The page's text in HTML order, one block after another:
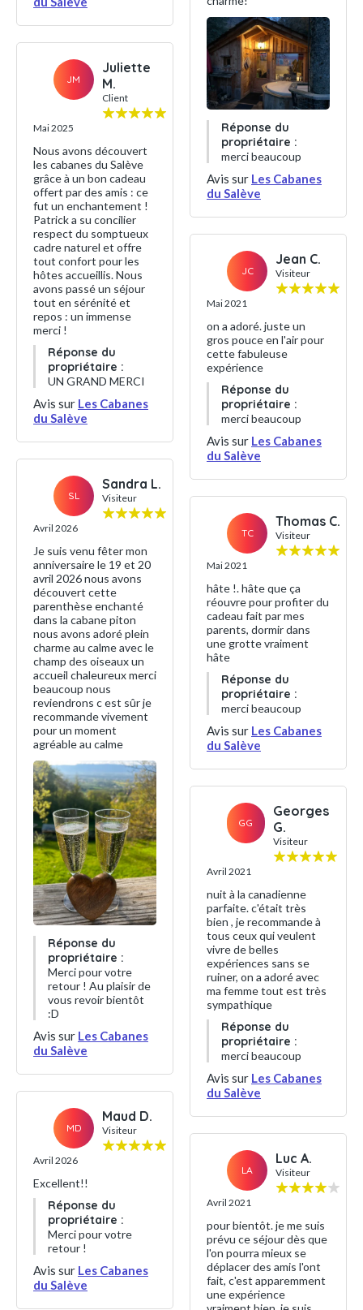
JM
Juliette
M.
Client
Mai 2025
Nous avons découvert
les cabanes du Salève
grâce à un bon cadeau
offert par des amis : ce
fut un enchantement !
Patrick a su concilier
respect du somptueux
cadre naturel et offre
tout confort pour les
hôtes accueillis. Nous
avons passé un séjour
tout en sérénité et
repos : un immense
merci !
Réponse du
propriétaire :
UN GRAND MERCI
Avis sur Les Cabanes
du Salève
SL
Sandra L.
Visiteur
Avril 2026
Je suis venu fêter mon
anniversaire le 19 et 20
avril 2026 nous avons
découvert cette
parenthèse enchanté
dans la cabane piton
nous avons adoré plein
charme au calme avec le
champ des oiseaux un
accueil chaleureux merci
beaucoup nous
reviendrons c est sûr je
recommande vivement
pour un moment
agréable au calme
Réponse du
propriétaire :
Merci pour votre
retour ! Au plaisir de
vous revoir bientôt
:D
Avis sur Les Cabanes
du Salève
MD
Maud D.
Visiteur
Avril 2026
Excellent!!
Réponse du
propriétaire :
Merci pour votre
retour !
Avis sur Les Cabanes
du Salève
Réponse du
propriétaire :
merci beaucoup
Avis sur Les Cabanes
du Salève
JC
Jean C.
Visiteur
Mai 2021
on a adoré. juste un
gros pouce en l'air pour
cette fabuleuse
expérience
Réponse du
propriétaire :
merci beaucoup
Avis sur Les Cabanes
du Salève
TC
Thomas C.
Visiteur
Mai 2021
hâte !. hâte que ça
réouvre pour profiter du
cadeau fait par mes
parents, dormir dans
une grotte vraiment
hâte
Réponse du
propriétaire :
merci beaucoup
Avis sur Les Cabanes
du Salève
GG
Georges
G.
Visiteur
Avril 2021
nuit à la canadienne
parfaite. c'était très
bien , je recommande à
tous ceux qui veulent
vivre de belles
expériences sans se
ruiner, on a adoré avec
ma femme tout est très
sympathique
Réponse du
propriétaire :
merci beaucoup
Avis sur Les Cabanes
du Salève
LA
Luc A.
Visiteur
Avril 2021
pour bientôt. je me suis
prévu ce séjour dès que
l'on pourra mieux se
déplacer des amis l'ont
fait, c'est apparemment
une expérience